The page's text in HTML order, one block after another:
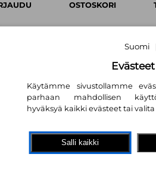
OSTOSKORI
Suomi
Evästeet
Käytämme sivustollamme
parhaan mahdollisen
hyväksyä kaikki evästeet tai
Salli kaikki